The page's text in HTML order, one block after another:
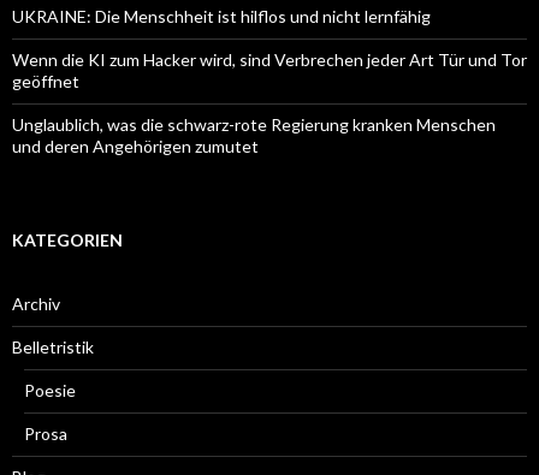
UKRAINE: Die Menschheit ist hilflos und nicht lernfähig
Wenn die KI zum Hacker wird, sind Verbrechen jeder Art Tür und Tor
geöffnet
Unglaublich, was die schwarz-rote Regierung kranken Menschen
und deren Angehörigen zumutet
KATEGORIEN
Archiv
Belletristik
Poesie
Prosa